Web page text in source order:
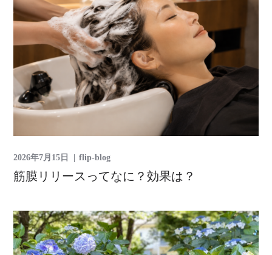
2026年7月15日 flip-blog
筋膜リリースってなに？効果は？